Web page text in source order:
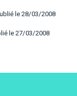
le 28/03/2008
le 27/03/2008